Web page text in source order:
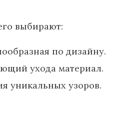
выбирают:
по дизайну.
ухода материал.
уникальных узоров.